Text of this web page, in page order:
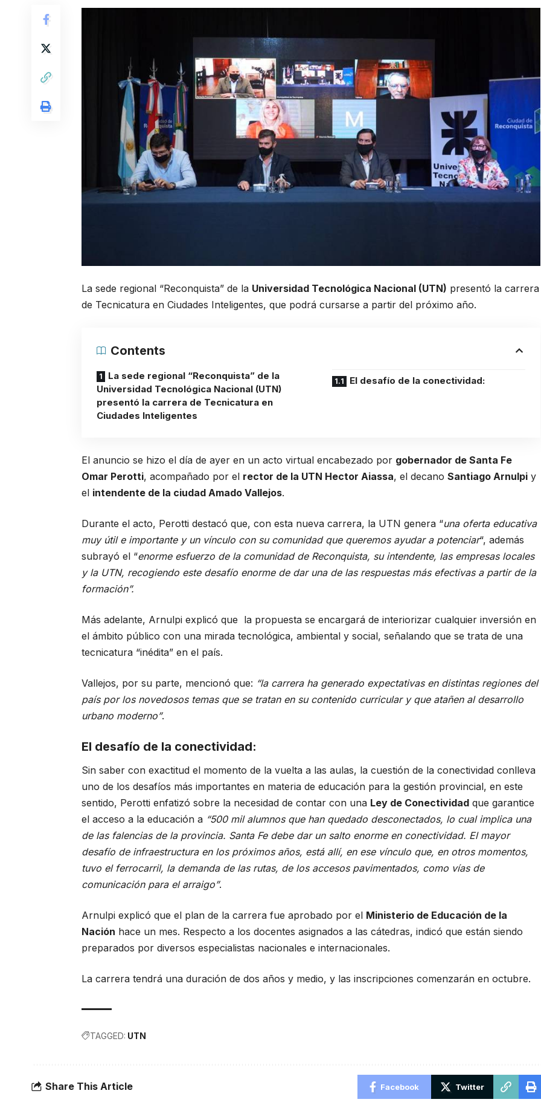
Lasede regional “Reconquista” de la Universidad Tecnológica Nacional (UTN) presentó la carrera
de Tecnicatura en Ciudades Inteligentes, que podrá cursarse a partir del próximo año.
Contents
La sede regional “Reconquista” de la
Universidad Tecnológica Nacional (UTN)
presentó la carrera de Tecnicatura en
Ciudades Inteligentes
El desafío de la conectividad:
El anuncio se hizo el día de ayer en un acto virtual encabezado por gobernador de Santa Fe
Omar Perotti, acompañado por el rector de la UTN Hector Aiassa, el decanoSantiago Arnulpi y
el intendente de la ciudad Amado Vallejos.
Durante el acto, Perotti destacó que, con esta nueva carrera, la UTN genera “una oferta educativa
muy útil e importante y un vínculo con su comunidad que queremos ayudar a potenciar“, además
subrayó el “enorme esfuerzo de la comunidad de Reconquista, su intendente, las empresas locales
y la UTN, recogiendo este desafío enorme de dar una de las respuestas más efectivas a partir de la
formación”.
Más adelante, Arnulpi explicó que la propuesta se encargará de interiorizar cualquier inversión en
el ámbito público con una mirada tecnológica, ambiental y social, señalando que se trata de una
tecnicatura “inédita” en el país.
Vallejos, por su parte, mencionó que: “la carrera ha generado expectativas en distintas regiones del
país por los novedosos temas que se tratan en su contenido curricular y que atañen al desarrollo
urbano moderno”.
El desafío de la conectividad:
Sin saber con exactitud el momento de la vuelta a las aulas, la cuestión de la conectividad conlleva
uno de los desafíos más importantes en materia de educación para la gestión provincial, en este
sentido, Perotti enfatizó sobre la necesidad de contar con una Ley de Conectividad que garantice
el acceso a la educación a “500 mil alumnos que han quedado desconectados, lo cual implica una
de las falencias de la provincia. Santa Fe debe dar un salto enorme en conectividad. El mayor
desafío de infraestructura en los próximos años, está allí, en ese vínculo que, en otros momentos,
tuvo el ferrocarril, la demanda de las rutas, de los accesos pavimentados, como vías de
comunicación para el arraigo”.
Arnulpi explicó que el plan de la carrera fue aprobado por el Ministerio de Educación de la
Nación hace un mes. Respecto a los docentes asignados a las cátedras, indicó que están siendo
preparados por diversos especialistas nacionales e internacionales.
La carrera tendrá una duración de dos años y medio, y las inscripciones comenzarán en octubre.
TAGGED: UTN
Share This Article Facebook Twitter